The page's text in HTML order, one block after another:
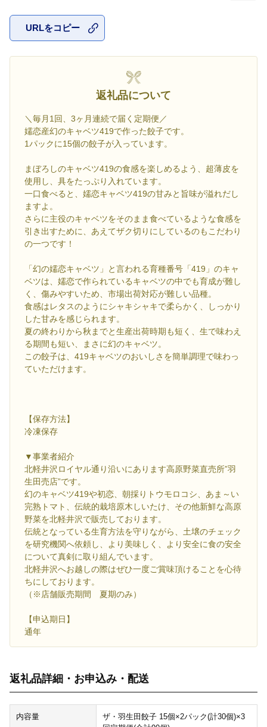
URLをコピー
返礼品について
＼毎月1回、3ヶ月連続で届く定期便／
嬬恋産幻のキャベツ419で作った餃子です。
1パックに15個の餃子が入っています。
まぼろしのキャベツ419の食感を楽しめるよう、超薄皮を
使用し、具をたっぷり入れています。
一口食べると、嬬恋キャベツ419の甘みと旨味が溢れだし
ますよ。
さらに主役のキャベツをそのまま食べているような食感を
引き出すために、あえてザク切りにしているのもこだわり
の一つです！
「幻の嬬恋キャベツ」と言われる育種番号「419」のキャ
ベツは、嬬恋で作られているキャベツの中でも育成が難し
く、傷みやすいため、市場出荷対応が難しい品種。
食感はレタスのようにシャキシャキで柔らかく、しっかり
した甘みを感じられます。
夏の終わりから秋までと生産出荷時期も短く、生で味わえ
る期間も短い、まさに幻のキャベツ。
この餃子は、419キャベツのおいしさを簡単調理で味わっ
ていただけます。
【保存方法】
冷凍保存
▼事業者紹介
北軽井沢ロイヤル通り沿いにあります高原野菜直売所”羽
生田売店”です。
幻のキャベツ419や初恋、朝採りトウモロコシ、あま～い
完熟トマト、伝統的栽培原木しいたけ、その他新鮮な高原
野菜を北軽井沢で販売しております。
伝統となっている生育方法を守りながら、土壌のチェック
を研究機関へ依頼し、より美味しく、より安全に食の安全
について真剣に取り組んでいます。
北軽井沢へお越しの際はぜひ一度ご賞味頂けることを心待
ちにしております。
（※店舗販売期間 夏期のみ）
【申込期日】
通年
返礼品詳細・お申込み・配送
内容量
ザ・羽生田餃子 15個×2パック(計30個)×3